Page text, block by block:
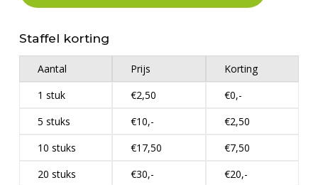
Staffel korting
Aantal Prijs
Korting
1 stuk
€2,50
€0,-
5 stuks
€10,-
€2,50
10 stuks
€17,50
€7,50
20 stuks
€30,- €20,-